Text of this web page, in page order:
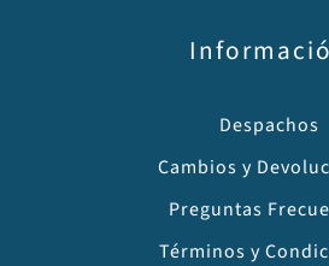
Despachos
Cambios y
Preguntas
Términos y